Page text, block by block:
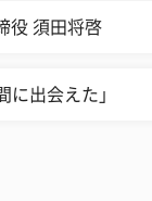
役 須田将啓
に出会えた」